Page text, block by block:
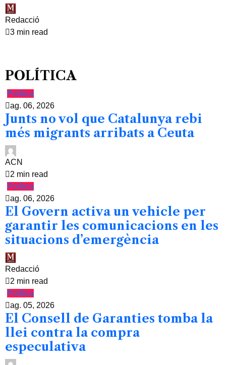
Redacció
3 min read
POLÍTICA
Política
ag. 06, 2026
Junts no vol que Catalunya rebi
més migrants arribats a Ceuta
ACN
2 min read
Política
ag. 06, 2026
El Govern activa un vehicle per
garantir les comunicacions en les
situacions d’emergència
Redacció
2 min read
Política
ag. 05, 2026
El Consell de Garanties tomba la
llei contra la compra
especulativa